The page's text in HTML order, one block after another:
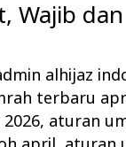
Wajib
alhijaz
terbaru
, aturan